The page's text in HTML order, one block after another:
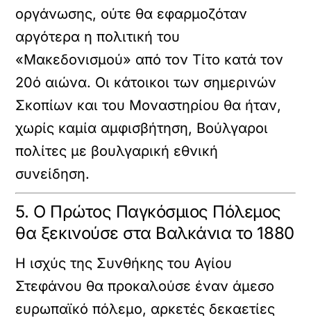
οργάνωσης, ούτε θα εφαρμοζόταν
αργότερα η πολιτική του
«Μακεδονισμού» από τον Τίτο κατά τον
20ό αιώνα. Οι κάτοικοι των σημερινών
Σκοπίων και του Μοναστηρίου θα ήταν,
χωρίς καμία αμφισβήτηση, Βούλγαροι
πολίτες με βουλγαρική εθνική
συνείδηση.
5. Ο Πρώτος Παγκόσμιος Πόλεμος
θα ξεκινούσε στα Βαλκάνια το 1880
Η ισχύς της Συνθήκης του Αγίου
Στεφάνου θα προκαλούσε έναν άμεσο
ευρωπαϊκό πόλεμο, αρκετές δεκαετίες